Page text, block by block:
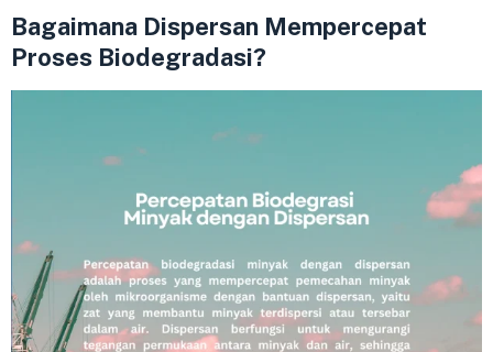
Bagaimana Dispersan Mempercepat
Proses Biodegradasi?